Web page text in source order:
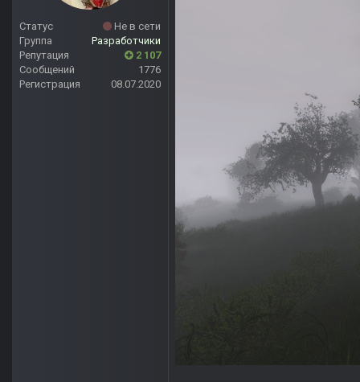
Статус
Не в сети
Группа
Разработчики
Репутация
2 107
Сообщений
1776
Регистрация
08.07.2020